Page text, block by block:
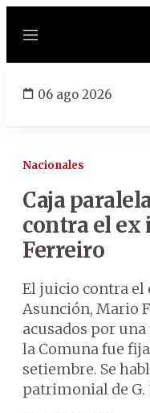
Menú
06 ago 2026
Nacionales
Caja
contra el
Ferreiro
El juicio contra el
Asunción, Mario
acusados por
la Comuna fue
setiembre. Se
patrimonial de G.